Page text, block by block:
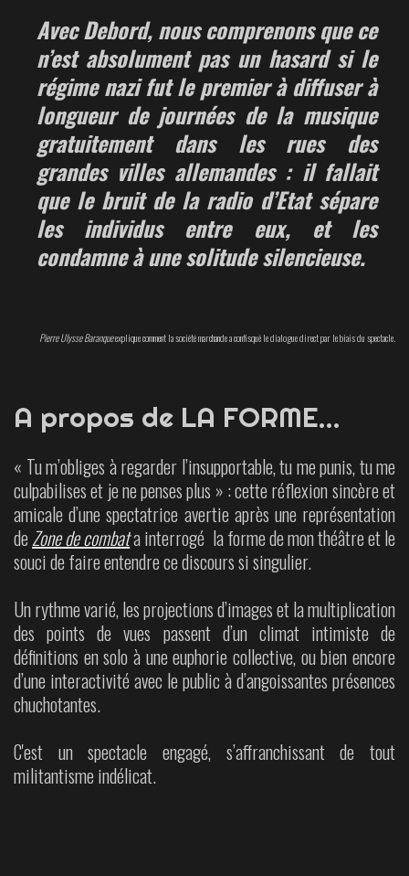
Avec Debord, nous comprenons que ce
n’est absolument pas un hasard si le
régime nazi fut le premier à diffuser à
longueur de journées de la musique
gratuitement dans les rues des
grandes villes allemandes : il fallait
que le bruit de la radio d’Etat sépare
les individus entre eux, et les
condamne à une solitude silencieuse.
Pierre Ulysse Baranqueexplique comment la société marchande a confisqué le dialogue direct par le biais du spectacle.
A propos de LA FORME…
« Tu m’obliges à regarder l’insupportable, tu me punis, tu me
culpabilises et je ne penses plus » : cette réflexion sincère et
amicale d’une spectatrice avertie après une représentation
deZone de combata interrogé la forme de mon théâtre et le
souci de faire entendre ce discours si singulier.
Un rythme varié, les projections d’images et la multiplication
des points de vues passent d’un climat intimiste de
définitions en solo à une euphorie collective, ou bien encore
d’une interactivité avec le public à d’angoissantes présences
chuchotantes.
C'est un spectacle engagé, s’affranchissant de tout
militantisme indélicat.